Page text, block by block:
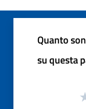
Quanto
su questa